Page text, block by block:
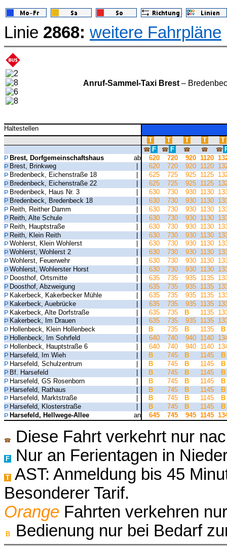
Linie 2868: weitere Fahrpläne
Anruf-Sammel-Taxi Brest –
Haltestellen
T
T T T T
☎ F ☎ F ☎ ☎ ☎
Brest, Dorfgemeinschaftshaus
ab 620 720 920 1120
Brest, Brinkweg
620 720 920 1120
Bredenbeck, Eichenstraße 18
625 725 925 1125
Bredenbeck, Eichenstraße 22
625 725 925 1125
Bredenbeck, Haus Nr. 3
630 730 930 1130
Bredenbeck, Bredenbeck 18
630 730 930 1130
Reith, Reither Damm
630 730 930 1130
Reith, Alte Schule
630 730 930 1130
Reith, Hauptstraße
| 630 730 930 1130
Reith, Klein Reith
| 630 730 930 1130
Wohlerst, Klein Wohlerst
630 730 930 1130
Wohlerst, Wohlerst 2
630 730 930 1130
Wohlerst, Feuerwehr
630 730 930 1130
Wohlerst, Wohlerster Horst
630 730 930 1130
Doosthof, Ortsmitte
635 735 935 1135
Doosthof, Abzweigung
635 735 935 1135
Kakerbeck, Kakerbecker Mühle
635 735 935 1135
Kakerbeck, Auebrücke
| 635 735 935 1135
Kakerbeck, Alte Dorfstraße
| 635 735 B 1135
Kakerbeck, Im Drauen
635 735 935 1135
Hollenbeck, Klein Hollenbeck
B 735 B 1135
B
Hollenbeck, Im Sohrfeld
640 740 940 1140
Hollenbeck, Hauptstraße 6
640 740 940 1140
Harsefeld, Im Wieh
B 745 B 1145
B
Harsefeld, Schulzentrum
B 745 B 1145
B
Bf. Harsefeld
B 745 B 1145
B
Harsefeld, GS Rosenborn
| B 745 B 1145
B
Harsefeld, Rathaus
| B 745 B 1145
B
Harsefeld, Marktstraße
B 745 B 1145
B
Harsefeld, Klosterstraße
B 745 B 1145
B
Harsefeld, Hellwege-Allee
an 645 745 945 1145
☎ Diese Fahrt verkehrt nur
F Nur an Ferientagen in
T
AST: Anmeldung bis 45
Besonderer Tarif.
Orange Fahrten verkehren
B Bedienung nur bei Bedarf